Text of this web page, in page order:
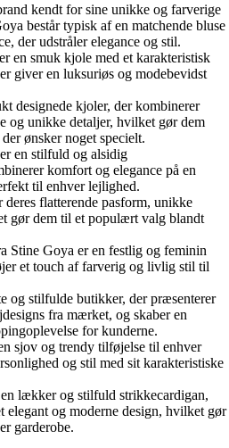
kendt for sine unikke og farverige
består typisk af en matchende bluse
der udstråler elegance og stil.
en smuk kjole med et karakteristisk
giver en luksuriøs og modebevidst
designede kjoler, der kombinerer
og unikke detaljer, hvilket gør dem
ønsker noget specielt.
en stilfuld og alsidig
komfort og elegance på en
til enhver lejlighed.
flatterende pasform, unikke
gør dem til et populært valg blandt
Stine Goya er en festlig og feminin
et touch af farverig og livlig stil til
og stilfulde butikker, der præsenterer
fra mærket, og skaber en
for kunderne.
sjov og trendy tilføjelse til enhver
og stil med sit karakteristiske
lækker og stilfuld strikkecardigan,
elegant og moderne design, hvilket gør
garderobe.